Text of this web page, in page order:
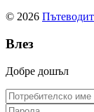
© 2026
Влез
Добре дошъл